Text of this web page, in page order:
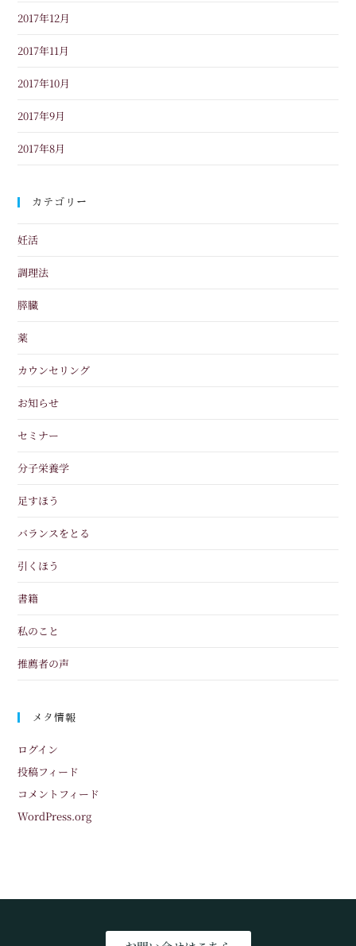
2017年12月
2017年11月
2017年10月
2017年9月
2017年8月
カテゴリー
妊活
調理法
膵臓
薬
カウンセリング
お知らせ
セミナー
分子栄養学
足すほう
バランスをとる
引くほう
書籍
私のこと
推薦者の声
メタ情報
ログイン
投稿フィード
コメントフィード
WordPress.org